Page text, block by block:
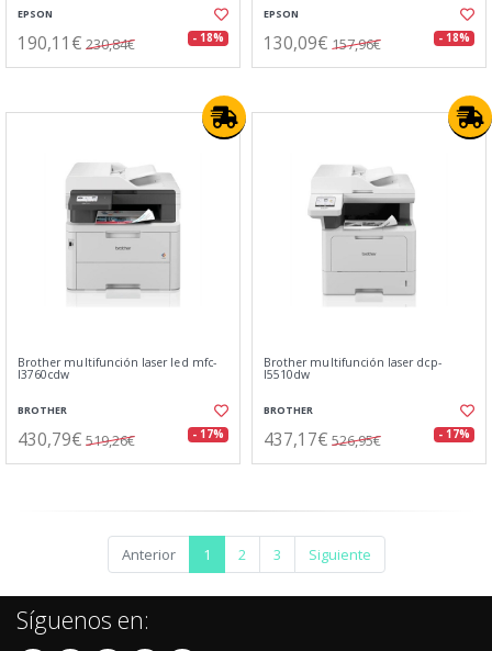
EPSON
190,11€ 230,84€ - 18%
EPSON
130,09€ 157,96€ - 18%
Brother multifunción laser led mfc-
l3760cdw
BROTHER
430,79€ 519,26€ - 17%
Brother multifunción laser dcp-
l5510dw
BROTHER
437,17€ 526,95€ - 17%
Anterior 1 2 3 Siguiente
Síguenos en: